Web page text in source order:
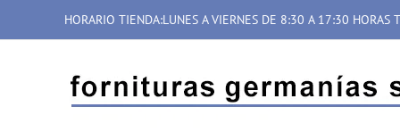
contenido
HORARIO TIENDA:LUNES A VIERNES DE 8:30 A 17:30